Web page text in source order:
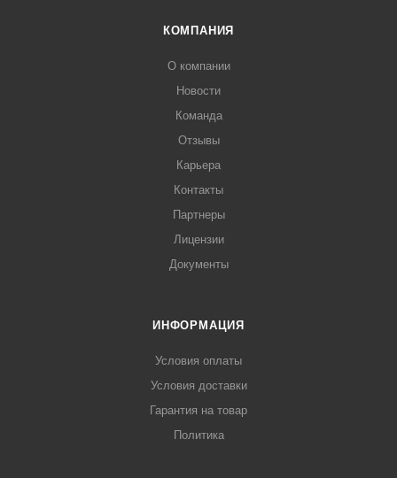
КОМПАНИЯ
О компании
Новости
Команда
Отзывы
Карьера
Контакты
Партнеры
Лицензии
Документы
ИНФОРМАЦИЯ
Условия оплаты
Условия доставки
Гарантия на товар
Политика